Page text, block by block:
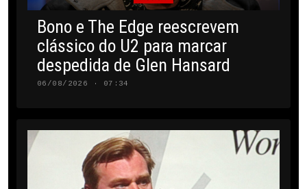
Bono e The Edge reescrevem
clássico do U2 para marcar
despedida de Glen Hansard
06/08/2026 · 07:34